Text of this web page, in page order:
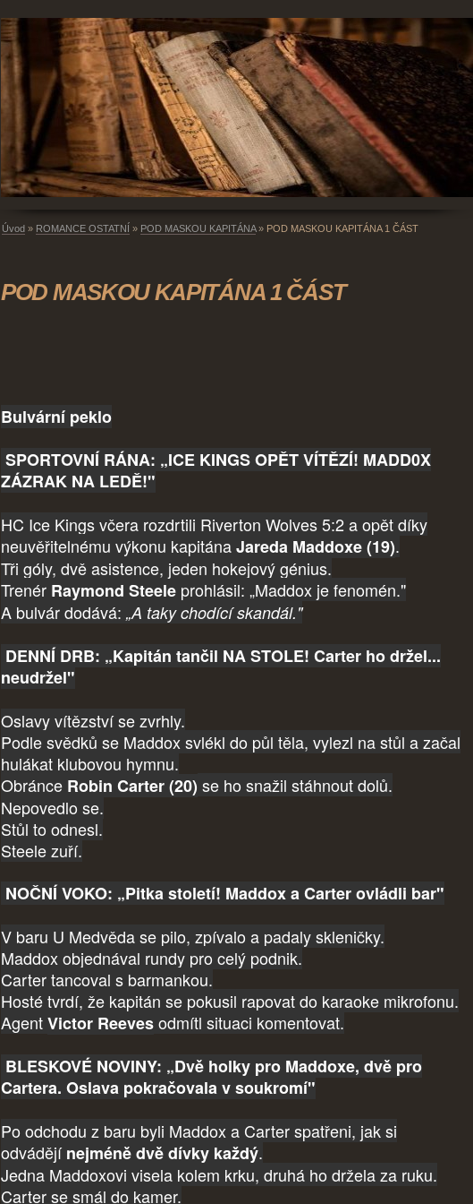
Úvod » ROMANCE OSTATNÍ » POD MASKOU KAPITÁNA» POD MASKOU KAPITÁNA 1 ČÁST
POD MASKOU KAPITÁNA 1 ČÁST
Bulvární peklo
SPORTOVNÍ RÁNA: „ICE KINGS OPĚT VÍTĚZÍ! MADD0X
ZÁZRAK NA LEDĚ!"
HC Ice Kings včera rozdrtili Riverton Wolves 5:2 a opět díky
neuvěřitelnému výkonu kapitánaJareda Maddoxe (19).
Tři góly, dvě asistence, jeden hokejový génius.
Trenér Raymond Steele prohlásil: „Maddox je fenomén."
A bulvár dodává: „A taky chodící skandál."
DENNÍ DRB: „Kapitán tančil NA STOLE! Carter ho držel...
neudržel"
Oslavy vítězství se zvrhly.
Podle svědků se Maddox svlékl do půl těla, vylezl na stůl a začal
hulákat klubovou hymnu.
Obránce Robin Carter (20) se ho snažil stáhnout dolů.
Nepovedlo se.
Stůl to odnesl.
Steele zuří.
NOČNÍ VOKO: „Pitka století! Maddox a Carter ovládli bar"
V baru U Medvěda se pilo, zpívalo a padaly skleničky.
Maddox objednával rundy pro celý podnik.
Carter tancoval s barmankou.
Hosté tvrdí, že kapitán se pokusil rapovat do karaoke mikrofonu.
AgentVictor Reevesodmítl situaci komentovat.
BLESKOVÉ NOVINY: „Dvě holky pro Maddoxe, dvě pro
Cartera. Oslava pokračovala v soukromí"
Po odchodu z baru byli Maddox a Carter spatřeni, jak si
odvádějínejméně dvě dívky každý.
Jedna Maddoxovi visela kolem krku, druhá ho držela za ruku.
Carter se smál do kamer.